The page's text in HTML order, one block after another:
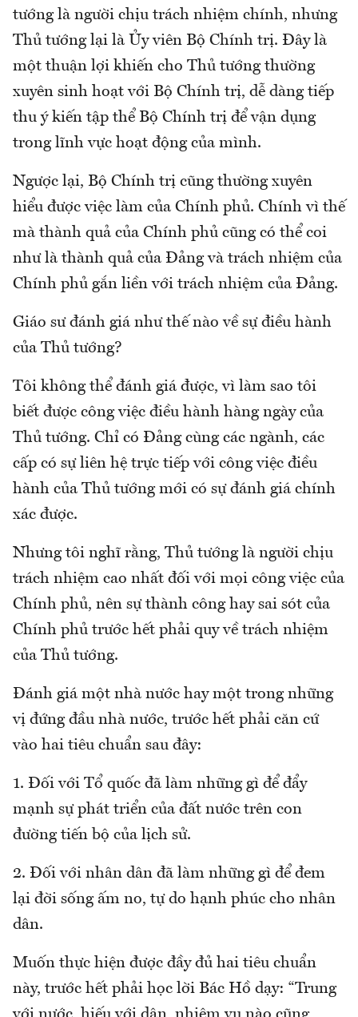
tướng là người chịu trách nhiệm chính, nhưng
Thủ tướng lại là Ủy viên Bộ Chính trị. Đây là
một thuận lợi khiến cho Thủ tướng thường
xuyên sinh hoạt với Bộ Chính trị, dễ dàng tiếp
thu ý kiến tập thể Bộ Chính trị để vận dụng
trong lĩnh vực hoạt động của mình.
Ngược lại, Bộ Chính trị cũng thường xuyên
hiểu được việc làm của Chính phủ. Chính vì thế
mà thành quả của Chính phủ cũng có thể coi
như là thành quả của Đảng và trách nhiệm của
Chính phủ gắn liền với trách nhiệm của Đảng.
Giáo sư đánh giá như thế nào về sự điều hành
của Thủ tướng?
Tôi không thể đánh giá được, vì làm sao tôi
biết được công việc điều hành hàng ngày của
Thủ tướng. Chỉ có Đảng cùng các ngành, các
cấp có sự liên hệ trực tiếp với công việc điều
hành của Thủ tướng mới có sự đánh giá chính
xác được.
Nhưng tôi nghĩ rằng, Thủ tướng là người chịu
trách nhiệm cao nhất đối với mọi công việc của
Chính phủ, nên sự thành công hay sai sót của
Chính phủ trước hết phải quy về trách nhiệm
của Thủ tướng.
Đánh giá một nhà nước hay một trong những
vị đứng đầu nhà nước, trước hết phải căn cứ
vào hai tiêu chuẩn sau đây:
1. Đối với Tổ quốc đã làm những gì để đẩy
mạnh sự phát triển của đất nước trên con
đường tiến bộ của lịch sử.
2. Đối với nhân dân đã làm những gì để đem
lại đời sống ấm no, tự do hạnh phúc cho nhân
dân.
Muốn thực hiện được đầy đủ hai tiêu chuẩn
này, trước hết phải học lời Bác Hồ dạy: “Trung